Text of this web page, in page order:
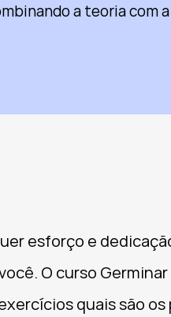
a teoria com
esforço e
O curso
quais são os